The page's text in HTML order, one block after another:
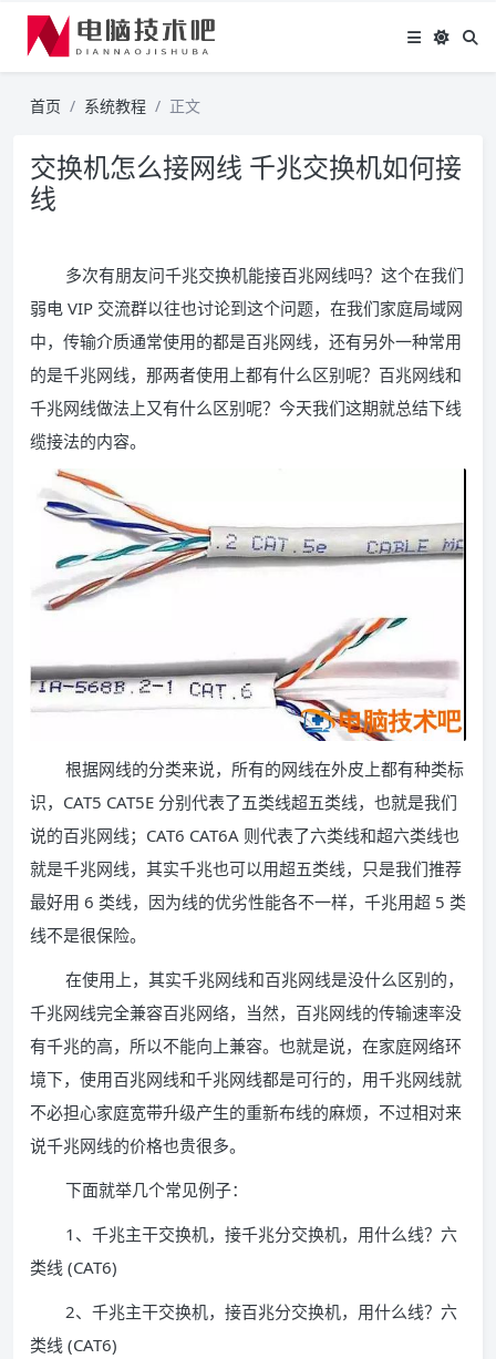
首页 系统教程 正文
交换机怎么接网线 千兆交换机如何接
线
多次有朋友问千兆交换机能接百兆网线吗？这个在我们
弱电 VIP 交流群以往也讨论到这个问题，在我们家庭局域网
中，传输介质通常使用的都是百兆网线，还有另外一种常用
的是千兆网线，那两者使用上都有什么区别呢？百兆网线和
千兆网线做法上又有什么区别呢？今天我们这期就总结下线
缆接法的内容。
根据网线的分类来说，所有的网线在外皮上都有种类标
识，CAT5 CAT5E 分别代表了五类线超五类线，也就是我们
说的百兆网线；CAT6 CAT6A 则代表了六类线和超六类线也
就是千兆网线，其实千兆也可以用超五类线，只是我们推荐
最好用 6 类线，因为线的优劣性能各不一样，千兆用超 5 类
线不是很保险。
在使用上，其实千兆网线和百兆网线是没什么区别的，
千兆网线完全兼容百兆网络，当然，百兆网线的传输速率没
有千兆的高，所以不能向上兼容。也就是说，在家庭网络环
境下，使用百兆网线和千兆网线都是可行的，用千兆网线就
不必担心家庭宽带升级产生的重新布线的麻烦，不过相对来
说千兆网线的价格也贵很多。
下面就举几个常见例子：
1、千兆主干交换机，接千兆分交换机，用什么线？六
类线 (CAT6)
2、千兆主干交换机，接百兆分交换机，用什么线？六
类线 (CAT6)